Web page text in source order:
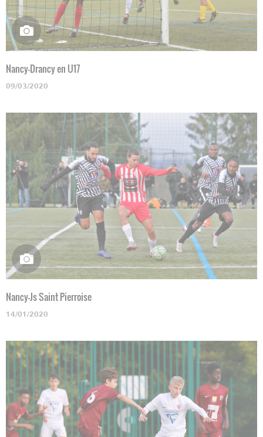
Nancy-Drancy en U17
09/03/2020
Nancy-Js Saint Pierroise
14/01/2020